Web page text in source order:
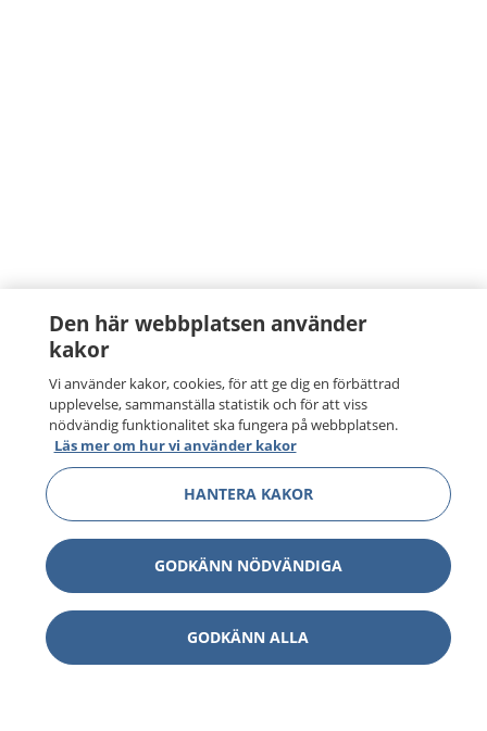
Den här webbplatsen använder
kakor
Vi använder kakor, cookies, för att ge dig en förbättrad
upplevelse, sammanställa statistik och för att viss
nödvändig funktionalitet ska fungera på webbplatsen.
Läs mer om hur vi använder kakor
HANTERA KAKOR
GODKÄNN NÖDVÄNDIGA
GODKÄNN ALLA